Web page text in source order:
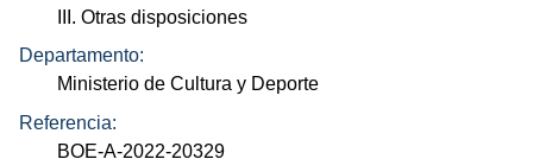
III. Otras disposiciones
Departamento:
Ministerio de Cultura y Deporte
Referencia:
BOE-A-2022-20329